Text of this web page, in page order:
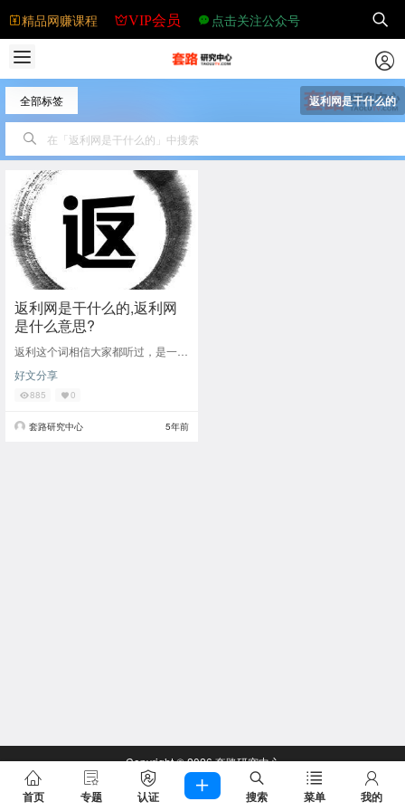
精品网赚课程 VIP会员 点击关注公众号
全部标签 返利网是干什么的
返利网是干什么的,返利网
是什么意思?
返利这个词相信大家都听过，是一种
有很多返利网站。下面的小系列会带
你去看看返利网
好文分享
885 0
套路研究中心 5年前
Copyright © 2026套路研究中心
查询 55 次，耗时 0.2230 秒
首页 专题 认证 搜索 菜单 我的